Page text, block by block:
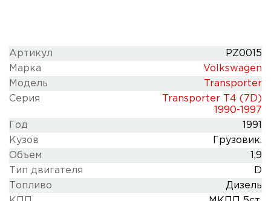
Артикул
PZ0015
Марка
Volkswagen
Модель
Transporter
Серия
Transporter T4 (7D)
1990-1997
Год
1991
Кузов
Грузовик.
Объем
1,9
Тип двигателя
D
Топливо
Дизель